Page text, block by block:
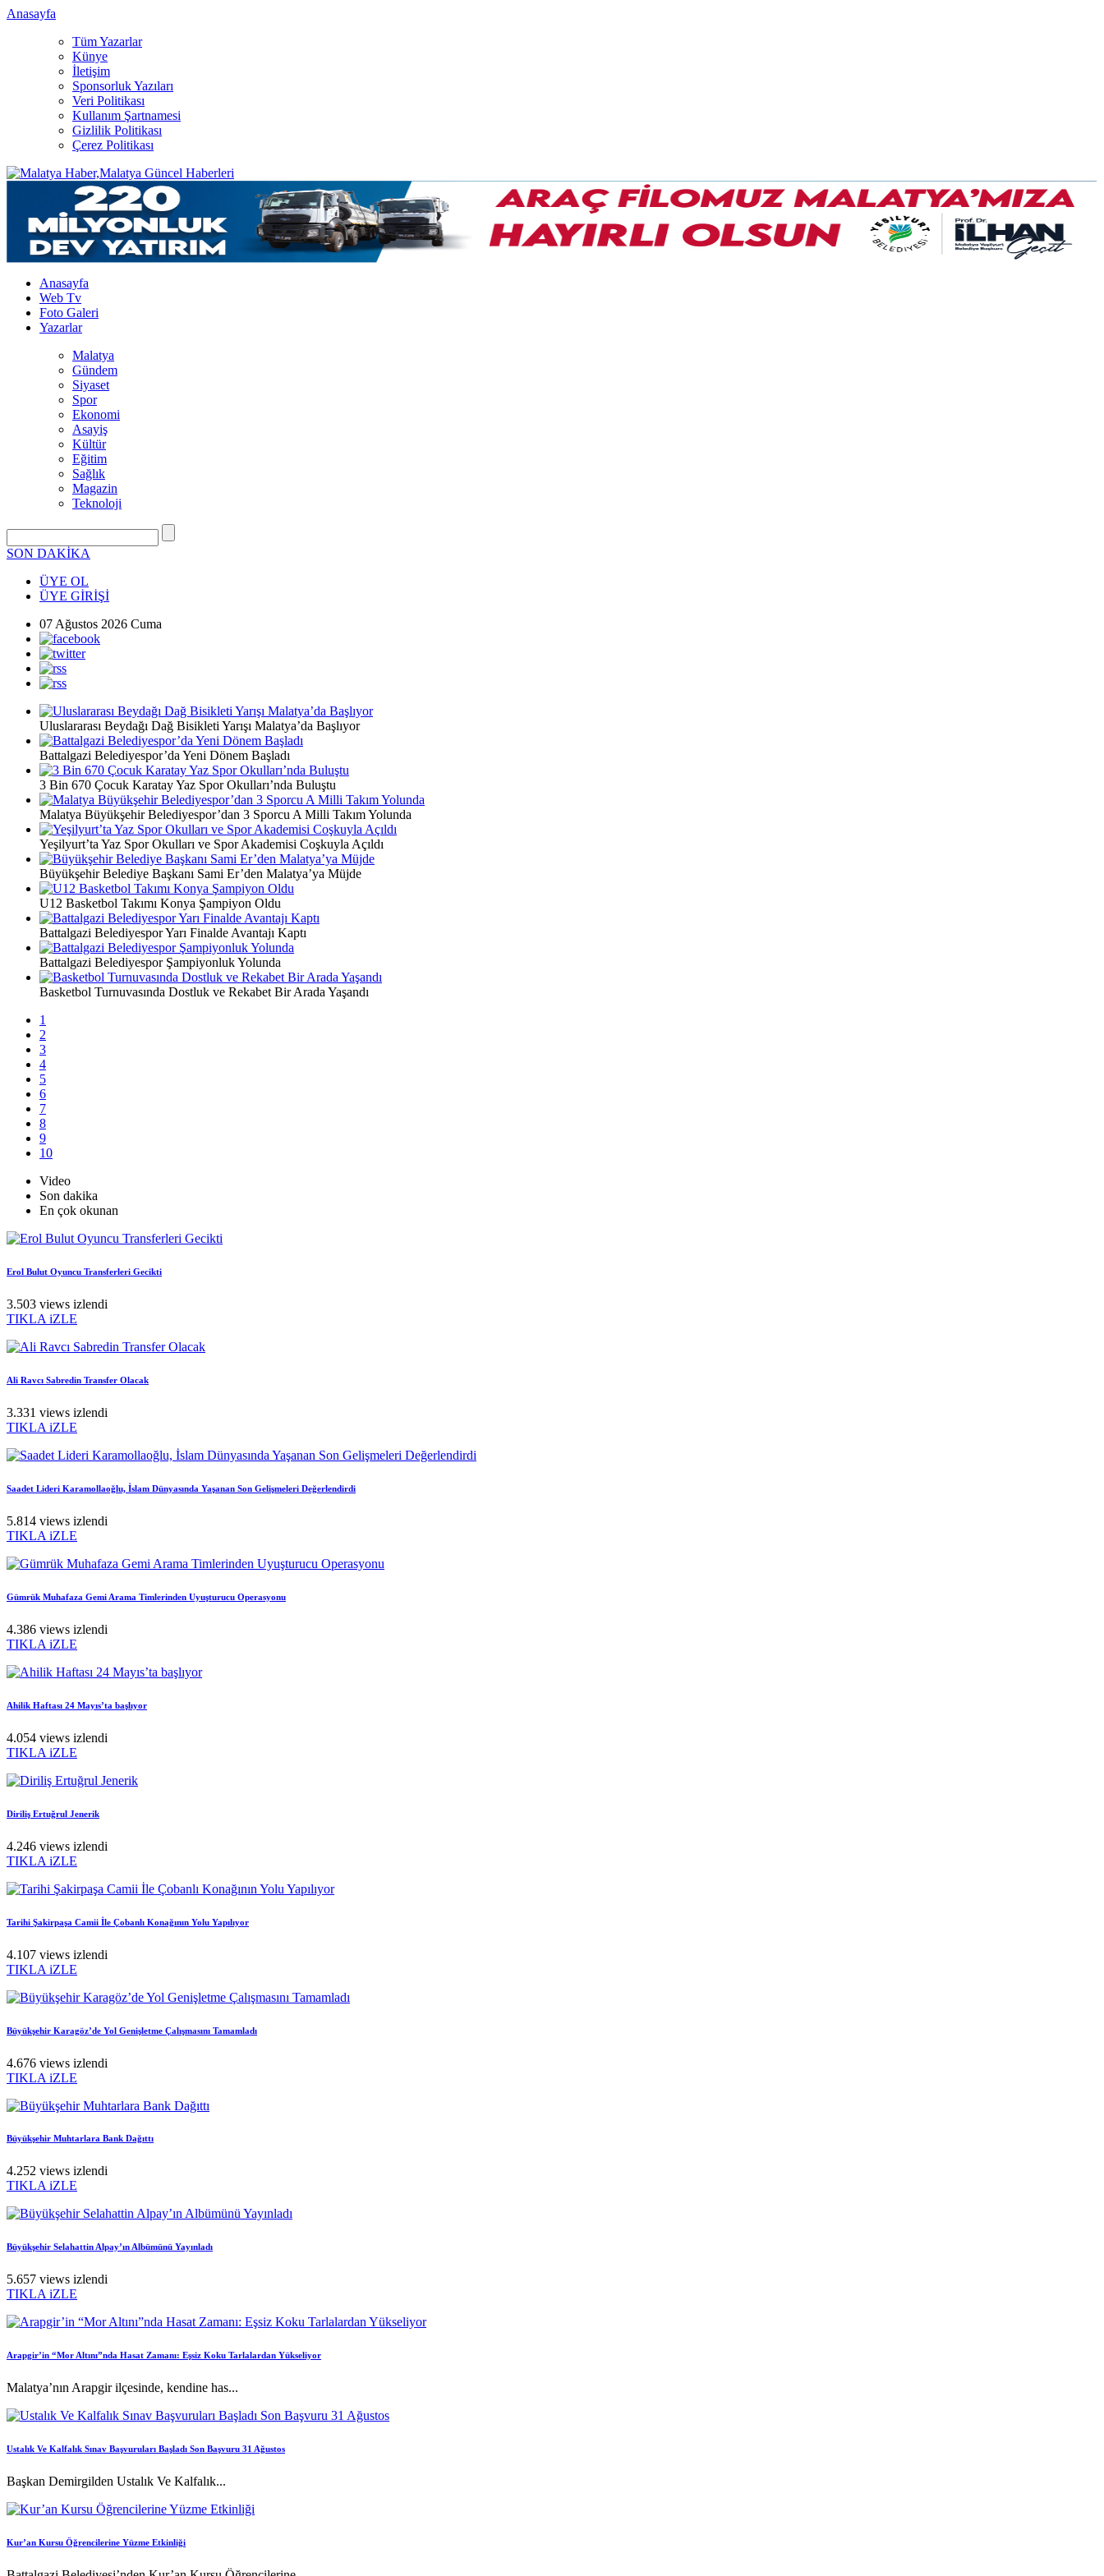
Anasayfa
Tüm Yazarlar
Künye
İletişim
Sponsorluk Yazıları
Veri Politikası
Kullanım Şartnamesi
Gizlilik Politikası
Çerez Politikası
Anasayfa
Web Tv
Foto Galeri
Yazarlar
Malatya
Gündem
Siyaset
Spor
Ekonomi
Asayiş
Kültür
Eğitim
Sağlık
Magazin
Teknoloji
SON DAKİKA
ÜYE OL
ÜYE GİRİŞİ
07 Ağustos 2026 Cuma
Uluslararası Beydağı Dağ Bisikleti Yarışı Malatya’da Başlıyor
Battalgazi Belediyespor’da Yeni Dönem Başladı
3 Bin 670 Çocuk Karatay Yaz Spor Okulları’nda Buluştu
Malatya Büyükşehir Belediyespor’dan 3 Sporcu A Milli Takım Yolunda
Yeşilyurt’ta Yaz Spor Okulları ve Spor Akademisi Coşkuyla Açıldı
Büyükşehir Belediye Başkanı Sami Er’den Malatya’ya Müjde
U12 Basketbol Takımı Konya Şampiyon Oldu
Battalgazi Belediyespor Yarı Finalde Avantajı Kaptı
Battalgazi Belediyespor Şampiyonluk Yolunda
Basketbol Turnuvasında Dostluk ve Rekabet Bir Arada Yaşandı
1
2
3
4
5
6
7
8
9
10
Video
Son dakika
En çok okunan
Erol Bulut Oyuncu Transferleri Gecikti
3.503 views izlendi
TIKLA iZLE
Ali Ravcı Sabredin Transfer Olacak
3.331 views izlendi
TIKLA iZLE
Saadet Lideri Karamollaoğlu, İslam Dünyasında Yaşanan Son Gelişmeleri Değerlendirdi
5.814 views izlendi
TIKLA iZLE
Gümrük Muhafaza Gemi Arama Timlerinden Uyuşturucu Operasyonu
4.386 views izlendi
TIKLA iZLE
Ahilik Haftası 24 Mayıs’ta başlıyor
4.054 views izlendi
TIKLA iZLE
Diriliş Ertuğrul Jenerik
4.246 views izlendi
TIKLA iZLE
Tarihi Şakirpaşa Camii İle Çobanlı Konağının Yolu Yapılıyor
4.107 views izlendi
TIKLA iZLE
Büyükşehir Karagöz’de Yol Genişletme Çalışmasını Tamamladı
4.676 views izlendi
TIKLA iZLE
Büyükşehir Muhtarlara Bank Dağıttı
4.252 views izlendi
TIKLA iZLE
Büyükşehir Selahattin Alpay’ın Albümünü Yayınladı
5.657 views izlendi
TIKLA iZLE
Arapgir’in “Mor Altını”nda Hasat Zamanı: Eşsiz Koku Tarlalardan Yükseliyor
Malatya’nın Arapgir ilçesinde, kendine has...
Ustalık Ve Kalfalık Sınav Başvuruları Başladı Son Başvuru 31 Ağustos
Başkan Demirgilden Ustalık Ve Kalfalık...
Kur’an Kursu Öğrencilerine Yüzme Etkinliği